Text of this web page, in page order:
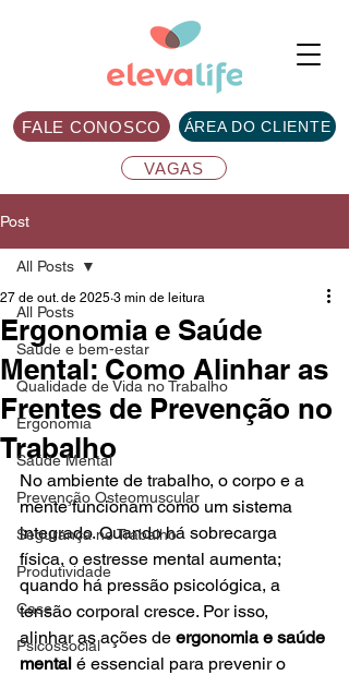
ÁREA DO CLIENTE
VAGAS
FALE CONOSCO
Post
All Posts
Saúde e bem-estar
Qualidade de Vida no Trabalho
Ergonomia
Saúde Mental
Prevenção Osteomuscular
Segurança no Trabalho
Produtividade
Case
Psicossocial
All Posts
Ergonomia e Saúde
Mental: Como Alinhar as
Frentes de Prevenção no
Trabalho
27 de out. de 2025 3 min de leitura
No ambiente de trabalho, o corpo e a
mente funcionam como um sistema
integrado. Quando há sobrecarga
física, o estresse mental aumenta;
quando há pressão psicológica, a
tensão corporal cresce. Por isso,
alinhar as ações de ergonomia e saúde
mental é essencial para prevenir o